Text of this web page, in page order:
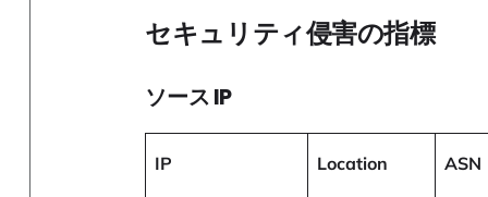
セキュリティ侵害の指標
ソース IP
IP Location ASN